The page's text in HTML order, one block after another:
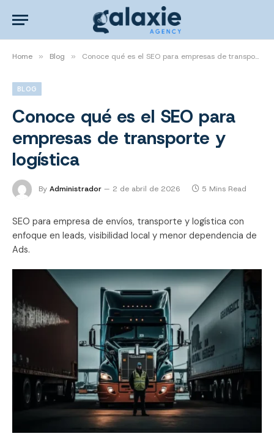
Home » Blog » Conoce qué es el SEO para empresas de transporte y logística
BLOG
Conoce qué es el SEO para
empresas de transporte y
logística
By Administrador 2 de abril de 2026 5 Mins Read
SEO para empresa de envíos, transporte y logística con
enfoque en leads, visibilidad local y menor dependencia de
Ads.